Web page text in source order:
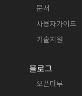
문서
사용자가이드
기술지원
블로그
오픈마루